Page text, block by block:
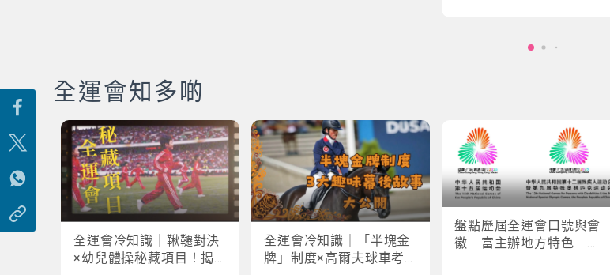
全運會知多啲
全運會冷知識｜鞦韆對決
×幼兒體操秘藏項目！揭
全運會冷知識｜「半塊金
牌」制度×高爾夫球車考
盤點歷屆全運會口號與會
徽 富主辦地方特色 數